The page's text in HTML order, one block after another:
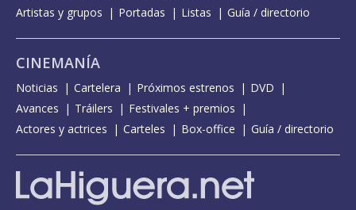
Artistas y grupos
Portadas Listas Guía / directorio
CINEMANÍA
Noticias Cartelera Próximos estrenos
DVD
Avances
Tráilers
Festivales + premios
Actores y actrices
Carteles Box-office Guía / directorio